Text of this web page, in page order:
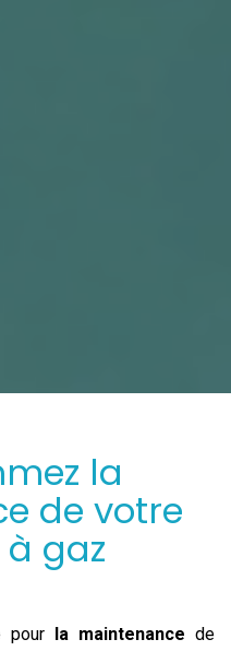
la
de votre
gaz
pour la maintenance de